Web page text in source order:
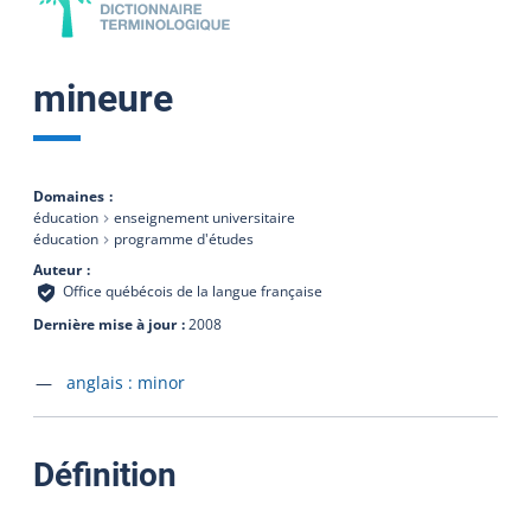
mineure
Domaines
éducation
enseignement universitaire
éducation
programme d'études
Auteur
Office québécois de la langue française
Dernière mise à jour 2008
Accéder à la fiche en
anglais : minor
Définition